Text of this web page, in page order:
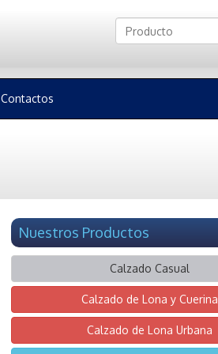
Contactos
Nuestros Productos
Calzado Casual
Calzado de Lona y Cuerina
Calzado de Lona Urbana